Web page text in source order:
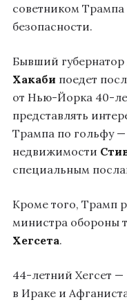
советником
безопасности.
Бывший
Хакаби поедет
от Нью-Йорка 40-
представлять
Трампа по гольфу
недвижимости
специальным
Кроме того, Трамп
министра обороны
Хегсета.
44-летний Хегсет
в Ираке и